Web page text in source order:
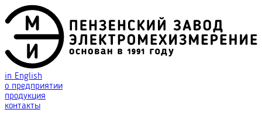
in English
о предприятии
продукция
контакты